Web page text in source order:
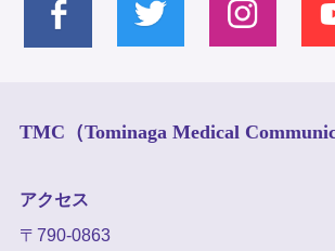
TMC（Tominaga Medical
アクセス
〒790-0863